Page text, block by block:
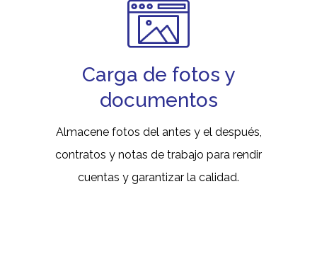
Carga de fotos y
documentos
Almacene fotos del antes y el después,
contratos y notas de trabajo para rendir
cuentas y garantizar la calidad.